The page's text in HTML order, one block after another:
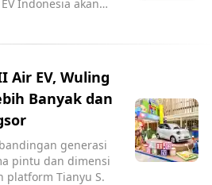
Indonesia akan
Air EV, Wuling
Banyak dan
generasi
pintu dan dimensi
platform Tianyu S.